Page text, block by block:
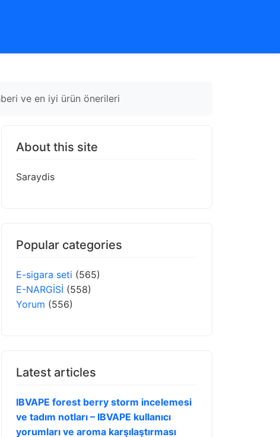
ve en iyi ürün önerileri
About this site
Saraydis
Popular categories
E-sigara seti (565)
E-NARGİSİ (558)
Yorum (556)
Latest articles
IBVAPE forest berry storm incelemesi
ve tadım notları – IBVAPE kullanıcı
yorumları ve aroma karşılaştırması